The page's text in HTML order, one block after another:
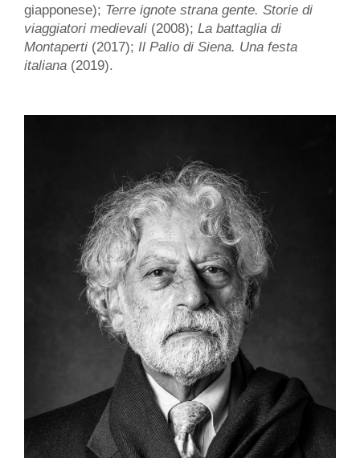
giapponese); Terre ignote strana gente. Storie di
viaggiatori medievali (2008); La battaglia di
Montaperti (2017); Il Palio di Siena. Una festa
italiana (2019).